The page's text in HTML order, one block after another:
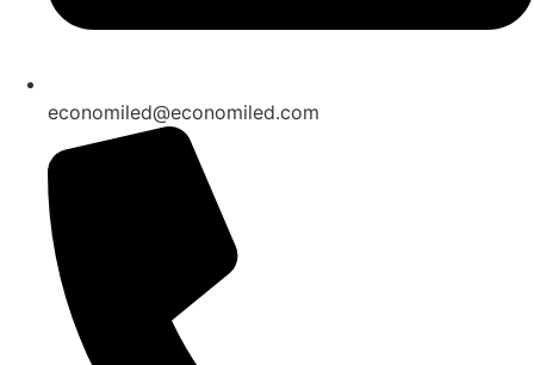
economiled@economiled.com